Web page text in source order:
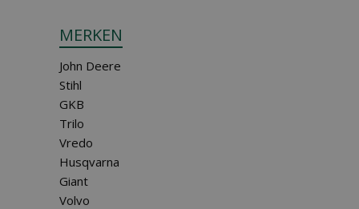
MERKEN
John Deere
Stihl
GKB
Trilo
Vredo
Husqvarna
Giant
Volvo